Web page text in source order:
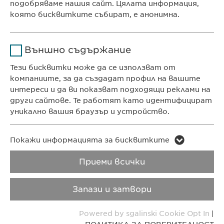
ул. „8-ми декември“ № 13
КОНТАКТ
Телефон: +359 2 962 12 00
e-mail:info@ewopharma.bg
ПОВЕРИТЕЛНОСТ
ПОЛИТИКА НА
БИСКВИТКИТЕ
Авторски права
Copyright © Ewopharma AG
Продължителност 1 година
Цел
Съхранява състоянието
бисквитките на
потребителите.
подобряваме нашия сайт. Цялата информация,
която бисквитките събират, е анонимна.
Продължителност 1 day
Цел Generates statistical data.
Име vuid
Vimeo
visiting the website.
Външно съдържание
Тези бисквитки може да се използват от
компаниите, за да създадат профил на вашите
интереси и да ви показват подходящи реклами на
други сайтове. Те работят като идентифицират
уникално вашия браузър и устройство.
Име LinkedIn
LinkedIn
използването на
Покажи информацията за бисквитките
Запази и затвори
Приеми всички
Powered by sgalinski Cookie Opt In